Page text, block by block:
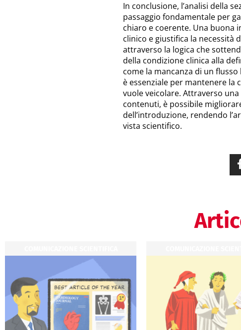
In conclusione, l’analisi della
passaggio fondamentale per
chiaro e coerente. Una buona
clinico e giustifica la necessità
attraverso la logica che
della condizione clinica alla
come la mancanza di un
è essenziale per mantenere la
vuole veicolare. Attraverso
contenuti, è possibile
dell’introduzione, rendendo
vista scientifico.